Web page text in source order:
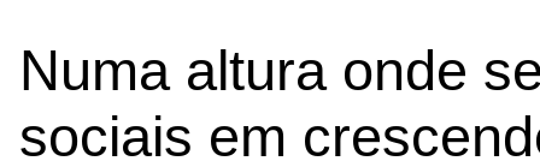
Numa altura onde
sociais em